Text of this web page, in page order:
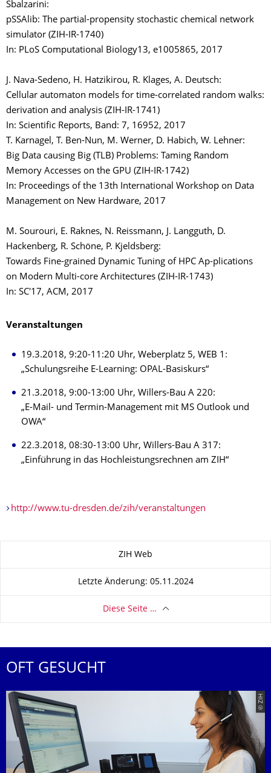
Sbalzarini:
pSSAlib: The partial-propensity stochastic chemical network
simulator (ZIH-IR-1740)
In: PLoS Computational Biology13, e1005865, 2017
J. Nava-Sedeno, H. Hatzikirou, R. Klages, A. Deutsch:
Cellular automaton models for time-correlated random walks:
derivation and analysis (ZIH-IR-1741)
In: Scientific Reports, Band: 7, 16952, 2017
T. Karnagel, T. Ben-Nun, M. Werner, D. Habich, W. Lehner:
Big Data causing Big (TLB) Problems: Taming Random
Memory Accesses on the GPU (ZIH-IR-1742)
In: Proceedings of the 13th International Workshop on Data
Management on New Hardware, 2017
M. Sourouri, E. Raknes, N. Reissmann, J. Langguth, D.
Hackenberg, R. Schöne, P. Kjeldsberg:
Towards Fine-grained Dynamic Tuning of HPC Ap-plications
on Modern Multi-core Architectures (ZIH-IR-1743)
In: SC'17, ACM, 2017
Veranstaltungen
19.3.2018, 9:20-11:20 Uhr, Weberplatz 5, WEB 1:
„Schulungsreihe E-Learning: OPAL-Basiskurs“
21.3.2018, 9:00-13:00 Uhr, Willers-Bau A 220:
„E-Mail- und Termin-Management mit MS Outlook und
OWA“
22.3.2018, 08:30-13:00 Uhr, Willers-Bau A 317:
„Einführung in das Hochleistungsrechnen am ZIH“
http://www.tu-dresden.de/zih/veranstaltungen
ZIH Web
Letzte Änderung: 05.11.2024
Diese Seite …
OFT GESUCHT
© ZIH